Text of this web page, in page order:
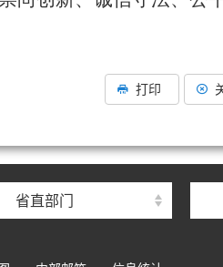
打印
省直部门